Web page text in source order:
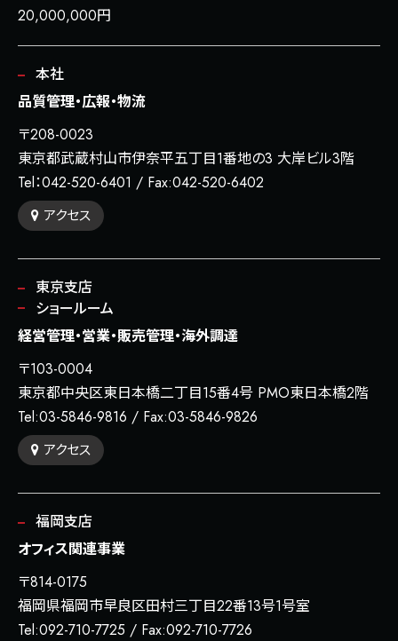
20,000,000円
本社
品質管理・広報・物流
〒208-0023
東京都武蔵村山市伊奈平五丁目1番地の3 大岸ビル3階
Tel：042-520-6401 / Fax:042-520-6402
アクセス
東京支店
ショールーム
経営管理・営業・販売管理・海外調達
〒103-0004
東京都中央区東日本橋二丁目15番4号 PMO東日本橋2階
Tel:03-5846-9816 / Fax:03-5846-9826
アクセス
福岡支店
オフィス関連事業
〒814-0175
福岡県福岡市早良区田村三丁目22番13号1号室
Tel:092-710-7725 / Fax:092-710-7726